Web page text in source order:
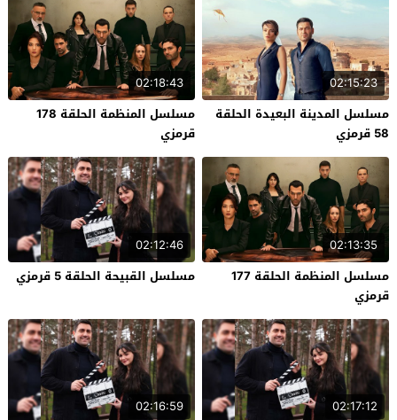
02:15:23
مسلسل المدينة البعيدة الحلقة
58 قرمزي
02:18:43
مسلسل المنظمة الحلقة 178
قرمزي
02:13:35
مسلسل المنظمة الحلقة 177
قرمزي
02:12:46
مسلسل القبيحة الحلقة 5 قرمزي
02:17:12
02:16:59